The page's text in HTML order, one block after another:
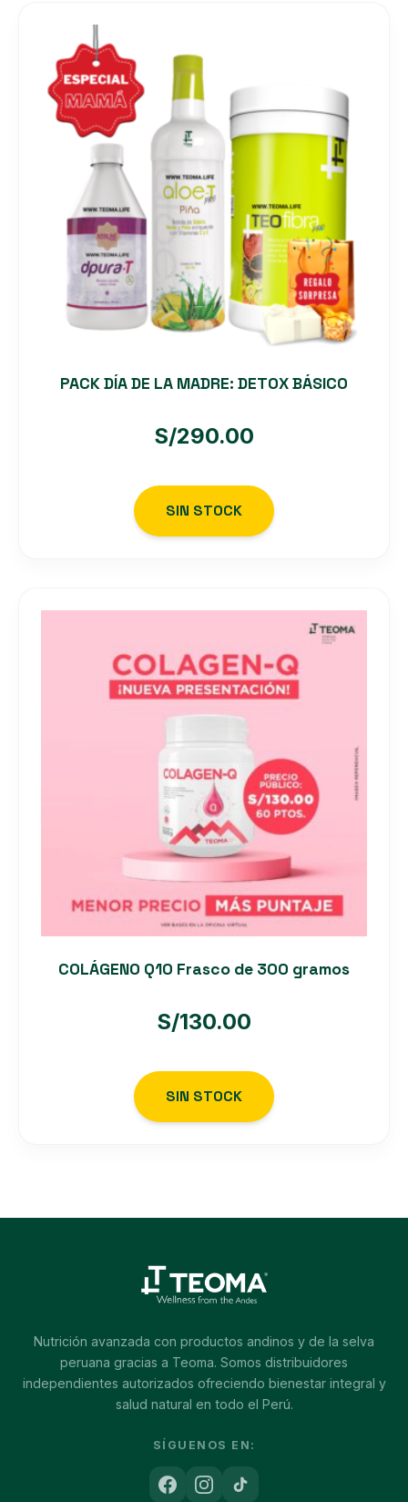
PACK DÍA DE LA MADRE: DETOX BÁSICO
S/290.00
SIN STOCK
COLÁGENO Q10 Frasco de 300 gramos
S/130.00
SIN STOCK
Nutrición avanzada con productos andinos y de la selva
peruana gracias a Teoma. Somos distribuidores
independientes autorizados ofreciendo bienestar integral y
salud natural en todo el Perú.
SÍGUENOS EN: